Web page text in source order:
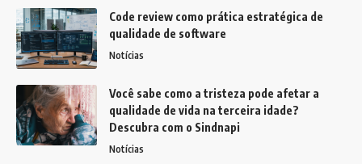
Code review como prática estratégica de
qualidade de software
Notícias
Você sabe como a tristeza pode afetar a
qualidade de vida na terceira idade?
Descubra com o Sindnapi
Notícias